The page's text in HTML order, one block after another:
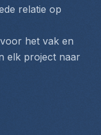
relatie op
het vak en
elk project naar